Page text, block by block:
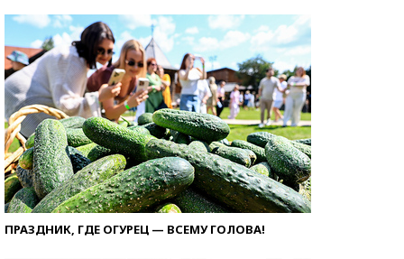
ПРАЗДНИК, ГДЕ ОГУРЕЦ — ВСЕМУ ГОЛОВА!